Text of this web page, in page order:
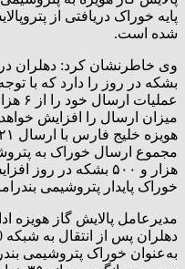
پایه خوراک دریافتی از
شده است.
بشکه در روز را دارد که با
میزان ارسال را افزایش
هزار و ۵۰۰ بشکه در
خوراک پایدار پتروشیمی
مدیرعامل پالایش گاز هویزه
به‌عنوان خوراک پتروشیمی